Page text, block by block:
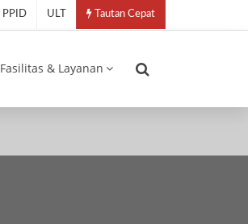
PPID ULT Tautan Cepat
Fasilitas & Layanan